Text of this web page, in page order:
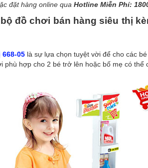
đặt hàng online qua Hotline Miễn Phí:
đồ chơi bán hàng siêu thị
05 là sự lựa chọn tuyệt vời để cho các
phù hợp cho 2 bé trở lên hoặc bố mẹ có thể